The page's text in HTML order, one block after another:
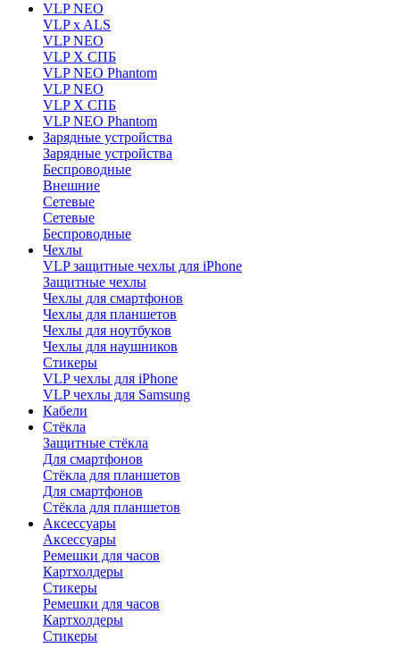
VLP NEO
VLP x ALS
VLP NEO
VLP X СПБ
VLP NEO Phantom
VLP NEO
VLP X СПБ
VLP NEO Phantom
Зарядные устройства
Зарядные устройства
Беспроводные
Внешние
Сетевые
Сетевые
Беспроводные
Чехлы
VLP защитные чехлы для iPhone
Защитные чехлы
Чехлы для смартфонов
Чехлы для планшетов
Чехлы для ноутбуков
Чехлы для наушников
Стикеры
VLP чехлы для iPhone
VLP чехлы для Samsung
Кабели
Стёкла
Защитные стёкла
Для смартфонов
Стёкла для планшетов
Для смартфонов
Стёкла для планшетов
Аксессуары
Аксессуары
Ремешки для часов
Картхолдеры
Стикеры
Ремешки для часов
Картхолдеры
Стикеры